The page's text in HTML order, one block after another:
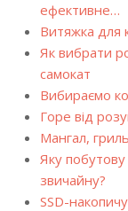
ефективне…
Витяжка для
Як вибрати
самокат
Вибираємо
Горе від
Мангал,
Яку
звичайну?
SSD-